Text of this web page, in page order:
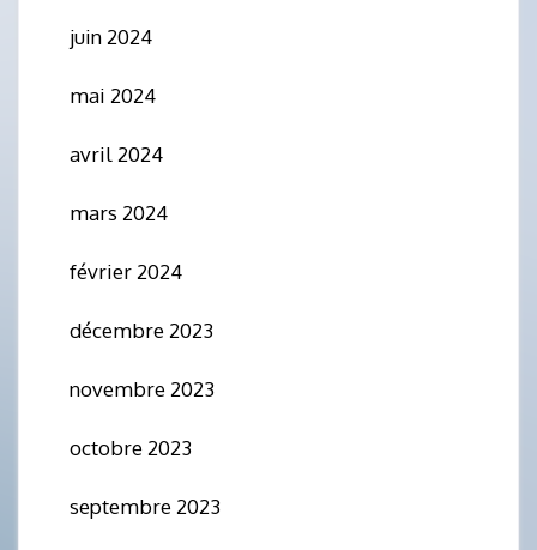
juin 2024
mai 2024
avril 2024
mars 2024
février 2024
décembre 2023
novembre 2023
octobre 2023
septembre 2023